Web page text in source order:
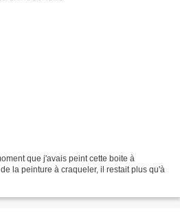
que j'avais peint cette boite à
la peinture à craqueler, il restait plus qu'à